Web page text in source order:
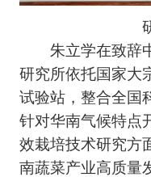
朱立学在致辞
研究所依托国家大
试验站，整合全国
针对华南气候特点
效栽培技术研究方
南蔬菜产业高质量